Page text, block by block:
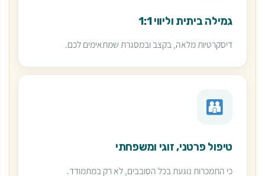
גמילה ביתית וליווי 1:1
דיסקרטיות מלאה, בקצב ובמסגרת שמתאימים לכם.
טיפול פרטני, זוגי ומשפחתי
כי התמכרות נוגעת בכל הסובבים, לא רק במתמודד.